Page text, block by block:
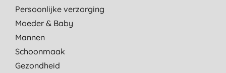
Persoonlijke verzorging
Moeder & Baby
Mannen
Schoonmaak
Gezondheid